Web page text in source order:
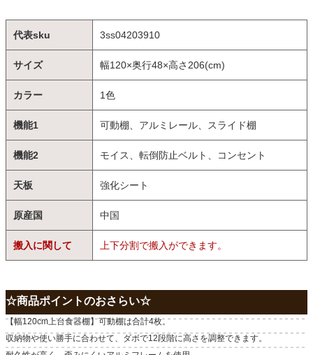
代表sku 3ss04203910
サイズ 幅120×奥行48×高さ206(cm)
カラー 1色
機能1 可動棚、アルミレール、スライド棚
機能2 モイス、転倒防止ベルト、コンセント
天板 強化シート
原産国 中国
搬入に関して 上下分割で搬入ができます。
☆商品ポイントのおさらい☆
【幅120cm上台食器棚】可動棚は合計4枚。
収納物や使い勝手に合わせて、ダボで12段階に高さを調整できます。